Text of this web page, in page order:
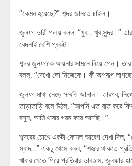
“কেমন হয়েছে?” শব্দর জানতে চাইল।
জুলফা ভারী গলায় বলল, “খুব… খুব সুন্দর।”
বেদনাই বেশি প্রকট।
শব্দর জুলফাকে আয়নার সামনে নিয়ে গেল।
বলল, “দেখো তো নিজেকে। কী অপরূপ
জুলফা মাথা নেড়ে সম্মতি জানাল। তারপর,
তাড়াতাড়ি বলে উঠল, “আপনি এত রাত করে
বসুন, আমি খাবার গরম করে আনছি।”
শব্দরের চোখে একটা কোমল আবেগ দেখা দিল,
স্বাদ…” একটু থেমে বলল, “শহরে থাকতে
খাবার খেতে গিয়ে প্রতিবার ভাবতাম, জুলফার